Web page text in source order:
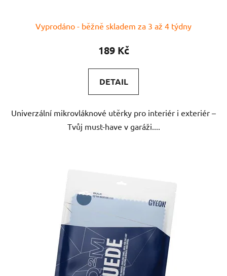
Vyprodáno - běžně skladem za 3 až 4 týdny
189 Kč
DETAIL
Univerzální mikrovláknové utěrky pro interiér i exteriér –
Tvůj must-have v garáži....